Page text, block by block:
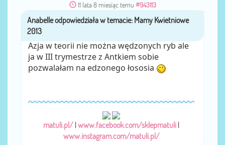
11 lata 8 miesiąc temu #943113
przezAnabelle
Azja w teorii nie można wędzonych ryb ale
ja w III trymestrze z Antkiem sobie
pozwalałam na edzonego łososia
matuli.pl/ |www.facebook.com/sklepmatuli |
www.instagram.com/matuli.pl/